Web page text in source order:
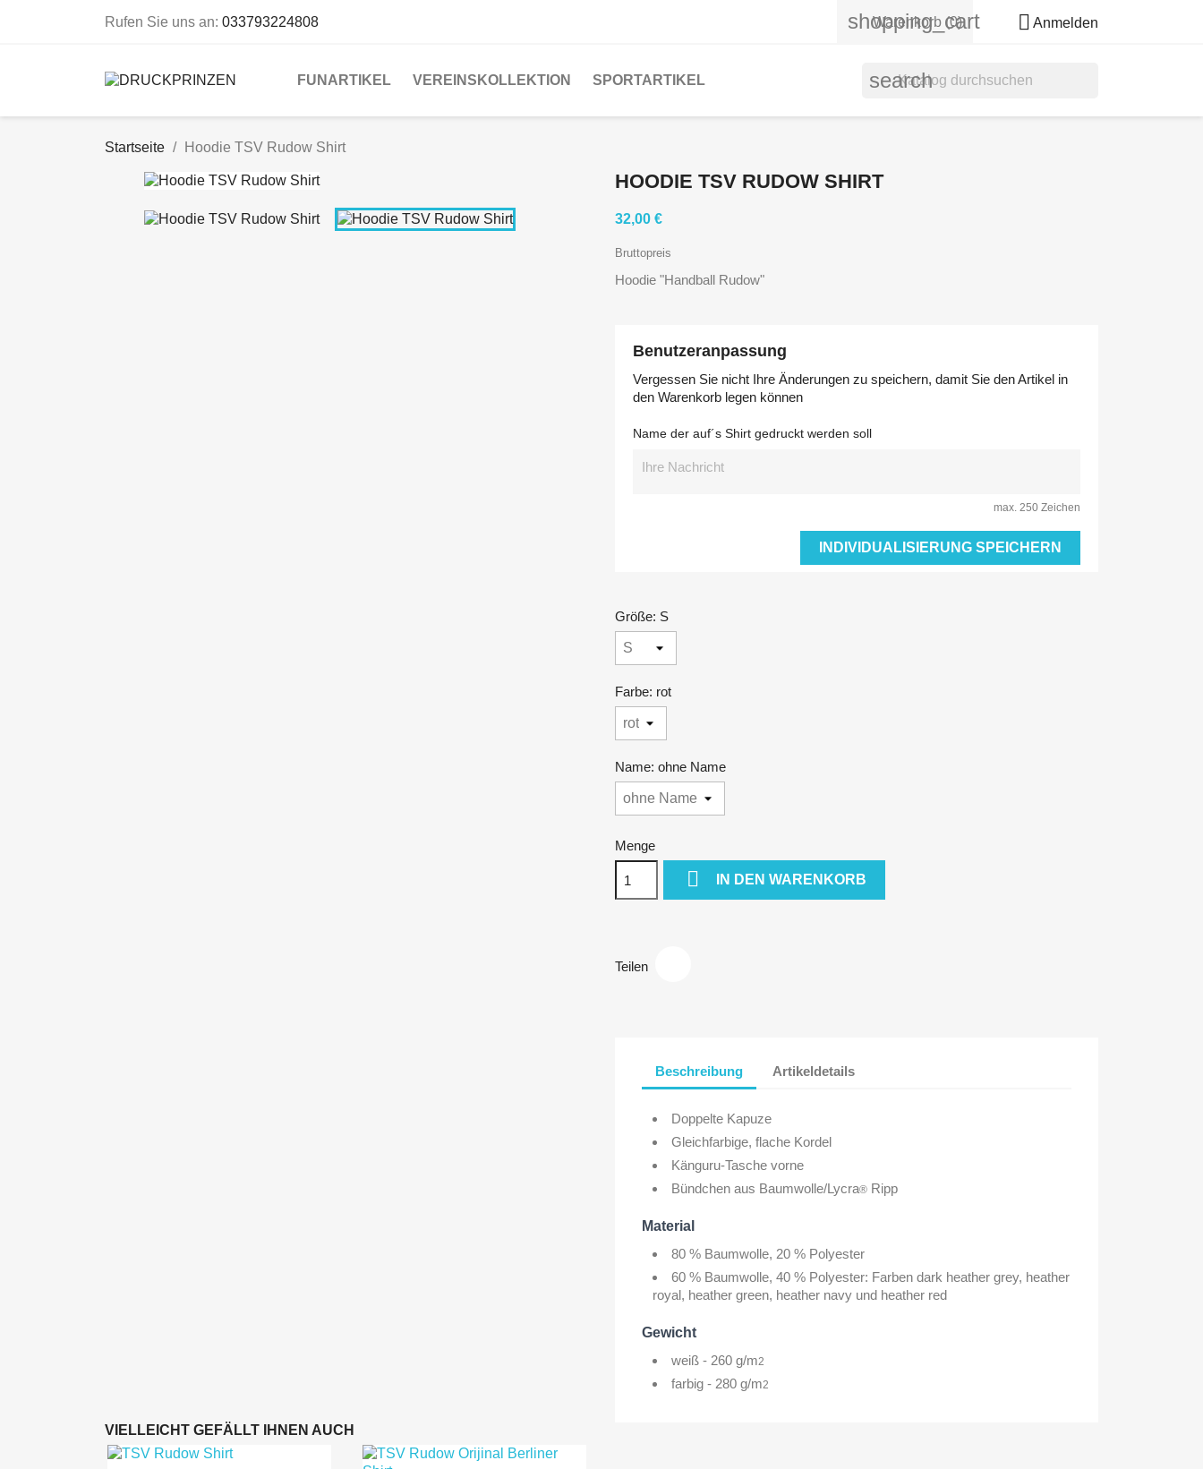
Rufen Sie uns an: 033793224808 shopping_cart
Warenkorb (0)  Anmelden
search
FUNARTIKEL VEREINSKOLLEKTION SPORTARTIKEL
Startseite Hoodie TSV Rudow Shirt
HOODIE TSV RUDOW SHIRT
32,00 €
Bruttopreis
Hoodie "Handball Rudow"
Benutzeranpassung
Vergessen Sie nicht Ihre Änderungen zu speichern, damit Sie den Artikel in
den Warenkorb legen können
Name der auf´s Shirt gedruckt werden soll
max. 250 Zeichen
INDIVIDUALISIERUNG SPEICHERN
Größe: S
Farbe: rot
Name: ohne Name
Menge
 IN DEN WARENKORB
Teilen
Beschreibung Artikeldetails
Doppelte Kapuze
Gleichfarbige, flache Kordel
Känguru-Tasche vorne
Bündchen aus Baumwolle/Lycra® Ripp
Material
80 % Baumwolle, 20 % Polyester
60 % Baumwolle, 40 % Polyester: Farben dark heather grey, heather
royal, heather green, heather navy und heather red
Gewicht
weiß - 260 g/m2
farbig - 280 g/m2
VIELLEICHT GEFÄLLT IHNEN AUCH